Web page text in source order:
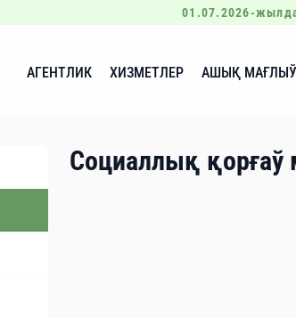
01.07.2026-
АГЕНТЛИК ХИЗМЕТЛЕР АШЫҚ
Социаллық қорғаў